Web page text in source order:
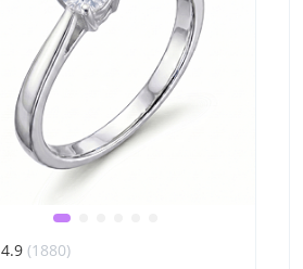
4.9 (1880)